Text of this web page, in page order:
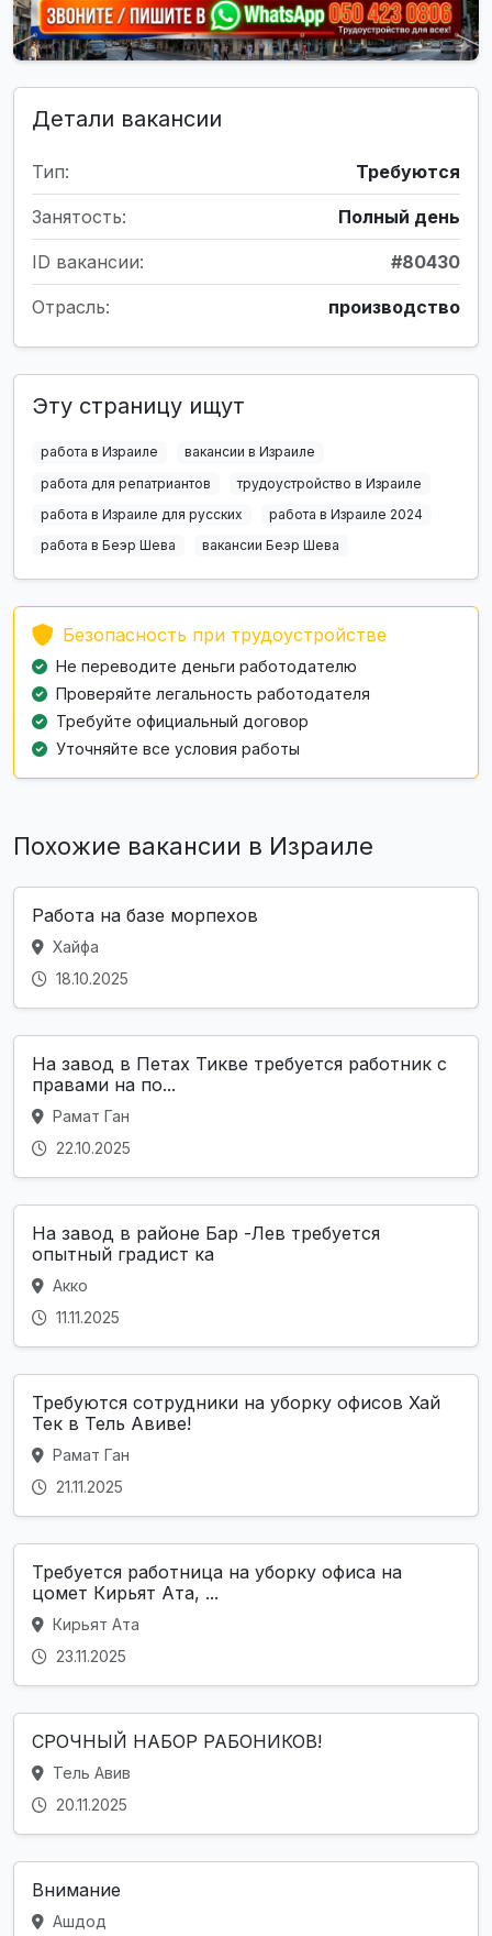
Детали вакансии
Тип: Требуются
Занятость: Полный день
ID вакансии: #80430
Отрасль: производство
Эту страницу ищут
работа в Израиле
вакансии в Израиле
работа для репатриантов
трудоустройство в Израиле
работа в Израиле для русских
работа в Израиле 2024
работа в Беэр Шева
вакансии Беэр Шева
Безопасность при трудоустройстве
Не переводите деньги работодателю
Проверяйте легальность работодателя
Требуйте официальный договор
Уточняйте все условия работы
Похожие вакансии в Израиле
Работа на базе морпехов
Хайфа
18.10.2025
На завод в Петах Тикве требуется работник с
правами на по...
Рамат Ган
22.10.2025
На завод в районе Бар -Лев требуется
опытный градист ка
Акко
11.11.2025
Требуются сотрудники на уборку офисов Хай
Тек в Тель Авиве!
Рамат Ган
21.11.2025
Требуется работница на уборку офиса на
цомет Кирьят Ата, ...
Кирьят Ата
23.11.2025
СРОЧНЫЙ НАБОР РАБОНИКОВ!
Тель Авив
20.11.2025
Внимание
Ашдод